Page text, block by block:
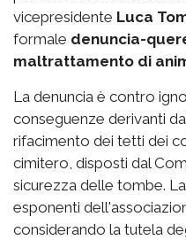
vicepresidente Luca
formale denuncia-
maltrattamento di
La denuncia è contro
conseguenze derivanti
rifacimento dei tetti dei
cimitero, disposti dal
sicurezza delle tombe.
esponenti
considerando la tutela